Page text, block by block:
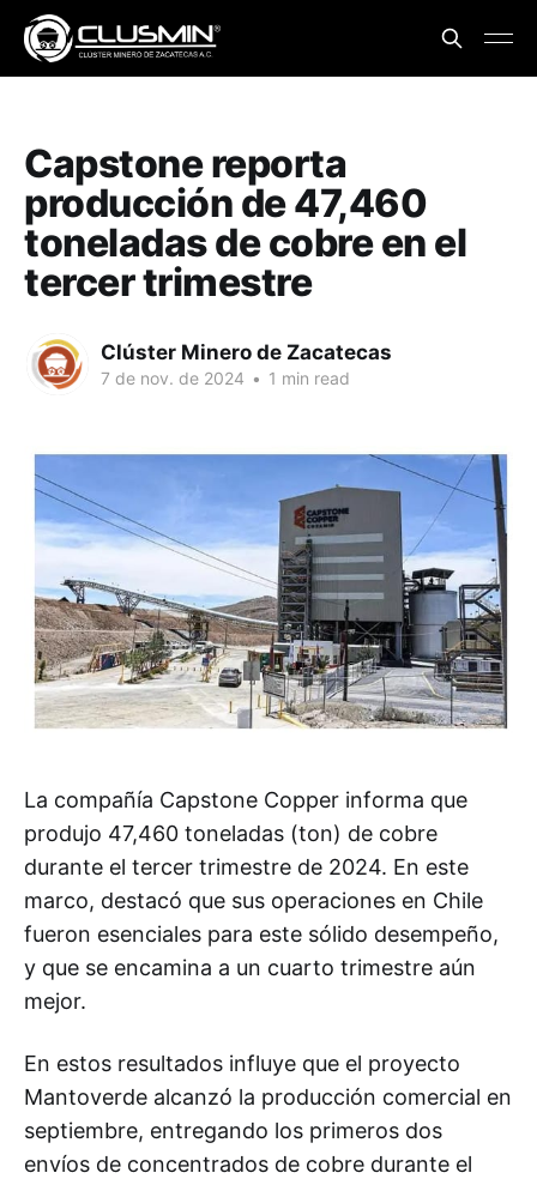
Capstone reporta
producción de 47,460
toneladas de cobre en el
tercer trimestre
Clúster Minero de Zacatecas
7 de nov. de 2024 • 1 min read
La compañía Capstone Copper informa que
produjo 47,460 toneladas (ton) de cobre
durante el tercer trimestre de 2024. En este
marco, destacó que sus operaciones en Chile
fueron esenciales para este sólido desempeño,
y que se encamina a un cuarto trimestre aún
mejor.
En estos resultados influye que el proyecto
Mantoverde alcanzó la producción comercial en
septiembre, entregando los primeros dos
envíos de concentrados de cobre durante el